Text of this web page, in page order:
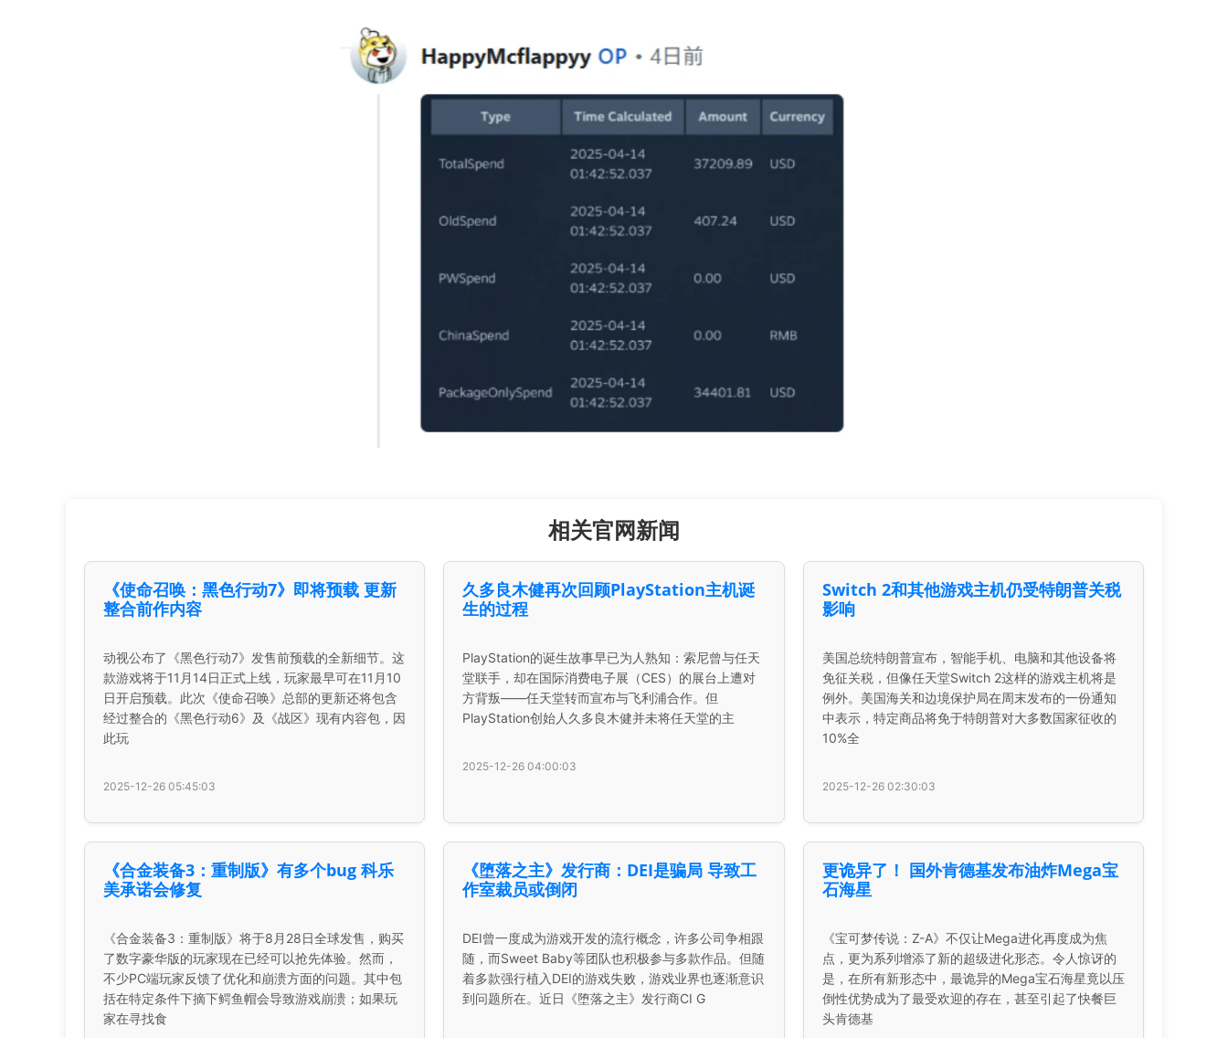
相关官网新闻
《使命召唤：黑色行动7》即将预载 更新
整合前作内容
动视公布了《黑色行动7》发售前预载的全新细节。这
款游戏将于11月14日正式上线，玩家最早可在11月10
日开启预载。此次《使命召唤》总部的更新还将包含
经过整合的《黑色行动6》及《战区》现有内容包，因
此玩
2025-12-26 05:45:03
久多良木健再次回顾PlayStation主机诞
生的过程
PlayStation的诞生故事早已为人熟知：索尼曾与任天
堂联手，却在国际消费电子展（CES）的展台上遭对
方背叛——任天堂转而宣布与飞利浦合作。但
PlayStation创始人久多良木健并未将任天堂的主
2025-12-26 04:00:03
Switch 2和其他游戏主机仍受特朗普关税
影响
美国总统特朗普宣布，智能手机、电脑和其他设备将
免征关税，但像任天堂Switch 2这样的游戏主机将是
例外。美国海关和边境保护局在周末发布的一份通知
中表示，特定商品将免于特朗普对大多数国家征收的
10%全
2025-12-26 02:30:03
《合金装备3：重制版》有多个bug 科乐
美承诺会修复
《合金装备3：重制版》将于8月28日全球发售，购买
了数字豪华版的玩家现在已经可以抢先体验。然而，
不少PC端玩家反馈了优化和崩溃方面的问题。其中包
括在特定条件下摘下鳄鱼帽会导致游戏崩溃；如果玩
家在寻找食
《堕落之主》发行商：DEI是骗局 导致工
作室裁员或倒闭
DEI曾一度成为游戏开发的流行概念，许多公司争相跟
随，而Sweet Baby等团队也积极参与多款作品。但随
着多款强行植入DEI的游戏失败，游戏业界也逐渐意识
到问题所在。近日《堕落之主》发行商CI G
更诡异了！ 国外肯德基发布油炸Mega宝
石海星
《宝可梦传说：Z-A》不仅让Mega进化再度成为焦
点，更为系列增添了新的超级进化形态。令人惊讶的
是，在所有新形态中，最诡异的Mega宝石海星竟以压
倒性优势成为了最受欢迎的存在，甚至引起了快餐巨
头肯德基